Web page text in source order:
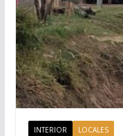
INTERIOR LOCALES